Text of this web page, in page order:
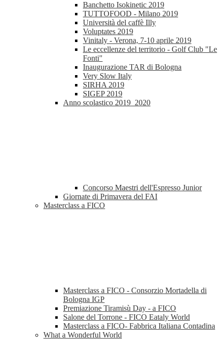
Banchetto Isokinetic 2019
TUTTOFOOD - Milano 2019
Università del caffè Illy
Voluptates 2019
Vinitaly - Verona, 7-10 aprile 2019
Le eccellenze del territorio - Golf Club "Le
Fonti"
Inaugurazione TAR di Bologna
Very Slow Italy
SIRHA 2019
SIGEP 2019
Anno scolastico 2019_2020
Concorso Maestri dell'Espresso Junior
Giornate di Primavera del FAI
Masterclass a FICO
Masterclass a FICO - Consorzio Mortadella di
Bologna IGP
Premiazione Tiramisù Day - a FICO
Salone del Torrone - FICO Eataly World
Masterclass a FICO- Fabbrica Italiana Contadina
What a Wonderful World